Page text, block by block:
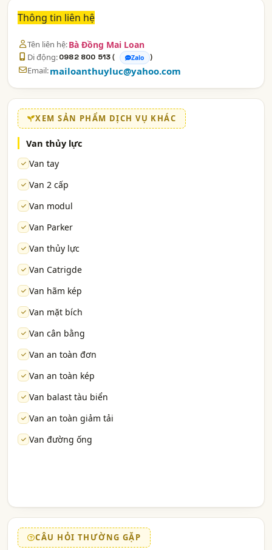
Thông tin liên hệ
Tên liên hệ:Bà Đồng Mai Loan
Di động:0982 800 513( Zalo )
Email:mailoanthuyluc@yahoo.com
XEM SẢN PHẨM DỊCH VỤ KHÁC
Van thủy lực
Van tay
Van 2 cấp
Van modul
Van Parker
Van thủy lực
Van Catrigde
Van hãm kép
Van mặt bích
Van cân bằng
Van an toàn đơn
Van an toàn kép
Van balast tàu biển
Van an toàn giảm tải
Van đường ống
CÂU HỎI THƯỜNG GẶP